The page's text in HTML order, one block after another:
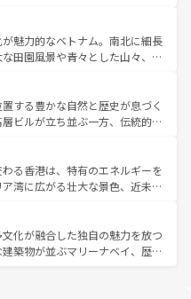
ツなど、バラエティ豊かな料理
、新着の台湾情報は コンテンツ一覧を参
季折々の自然美を楽しむことが
焼肉、絶品のストリートフード
が待っている。夜には、韓国な
国の多彩な魅力を心ゆくまで味
てほしい。 なお、新着の韓国情報はコンテンツ一
魅力的なベトナム。南北に細長
田園風景や青々とした山々、世
づく。ハノイの古い町並みやホ
時代の建物も、独特の雰囲気を
ラエティの豊かさとおいしさで
、ベトナムコーヒーなどは、ぜ
地域を訪れてもあたたかい人々
で、きっと忘れられない旅にな
する豊かな自然と歴史が息づく
ビルが立ち並ぶ一方、伝統的な
部ではチェンマイなどの山岳地
ではプーケットやクラビの美し
楽しむことができる。タイ料理
で、どの季節にも異なる楽しみ
いタイの人々、仏教を中心とし
資源が、訪れる旅人を魅了し続
る香港は、特有のエネルギーを
湾に広がる壮大な景色、近未来
るはず。観光スポットが密集し
を回れるのも魅力。息をのむよ
まで、香港を存分に楽しみ尽く
化が融合した独自の魅力を放つ
築物が並ぶマリーナベイ、歴史